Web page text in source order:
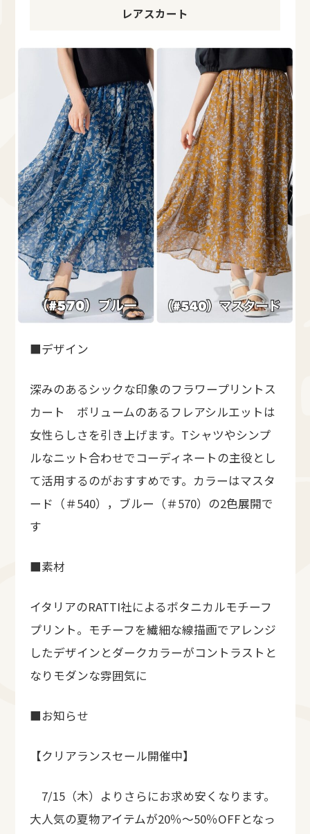
レアスカート
■デザイン
深みのあるシックな印象のフラワープリントス
カート ボリュームのあるフレアシルエットは
女性らしさを引き上げます。Tシャツやシンプ
ルなニット合わせでコーディネートの主役とし
て活用するのがおすすめです。カラーはマスタ
ード（＃540），ブルー（＃570）の2色展開で
す
■素材
イタリアのRATTI社によるボタニカルモチーフ
プリント。モチーフを繊細な線描画でアレンジ
したデザインとダークカラーがコントラストと
なりモダンな雰囲気に
■お知らせ
【クリアランスセール開催中】
7/15（木）よりさらにお求め安くなります。
大人気の夏物アイテムが20％～50％OFFとなっ